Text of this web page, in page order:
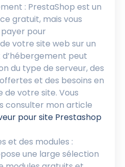
: PrestaShop est un
gratuit, mais vous
pour
votre site web sur un
d’hébergement peut
du type de serveur, des
et des besoins en
de votre site. Vous
consulter mon article
pour site Prestashop
et des modules :
une large sélection